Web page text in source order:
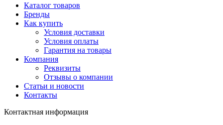
Каталог товаров
Бренды
Как купить
Условия доставки
Условия оплаты
Гарантия на товары
Компания
Реквизиты
Отзывы о компании
Статьи и новости
Контакты
Контактная информация